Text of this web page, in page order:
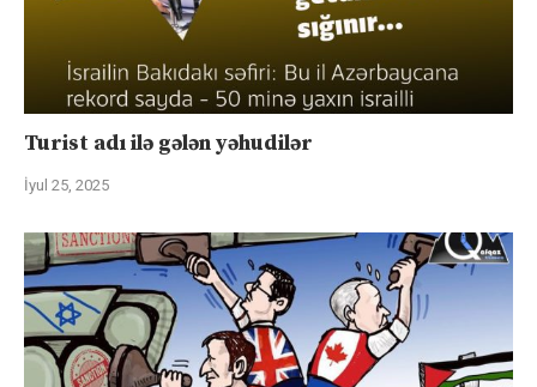
Turist adı ilə gələn yəhudilər
İyul 25, 2025